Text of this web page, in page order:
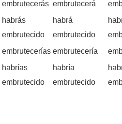
embrutecerás embrutecerá
habrás
embrutecido
habrá
embrutecido
embrutecerías embrutecería
habrías
embrutecido
habría
embrutecido